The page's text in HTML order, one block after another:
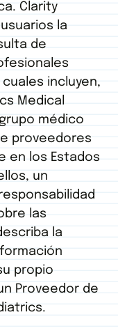
Clarity
la
de
incluyen,
Medical
médico
proveedores
en los Estados
un
las
la
propio
Proveedor de